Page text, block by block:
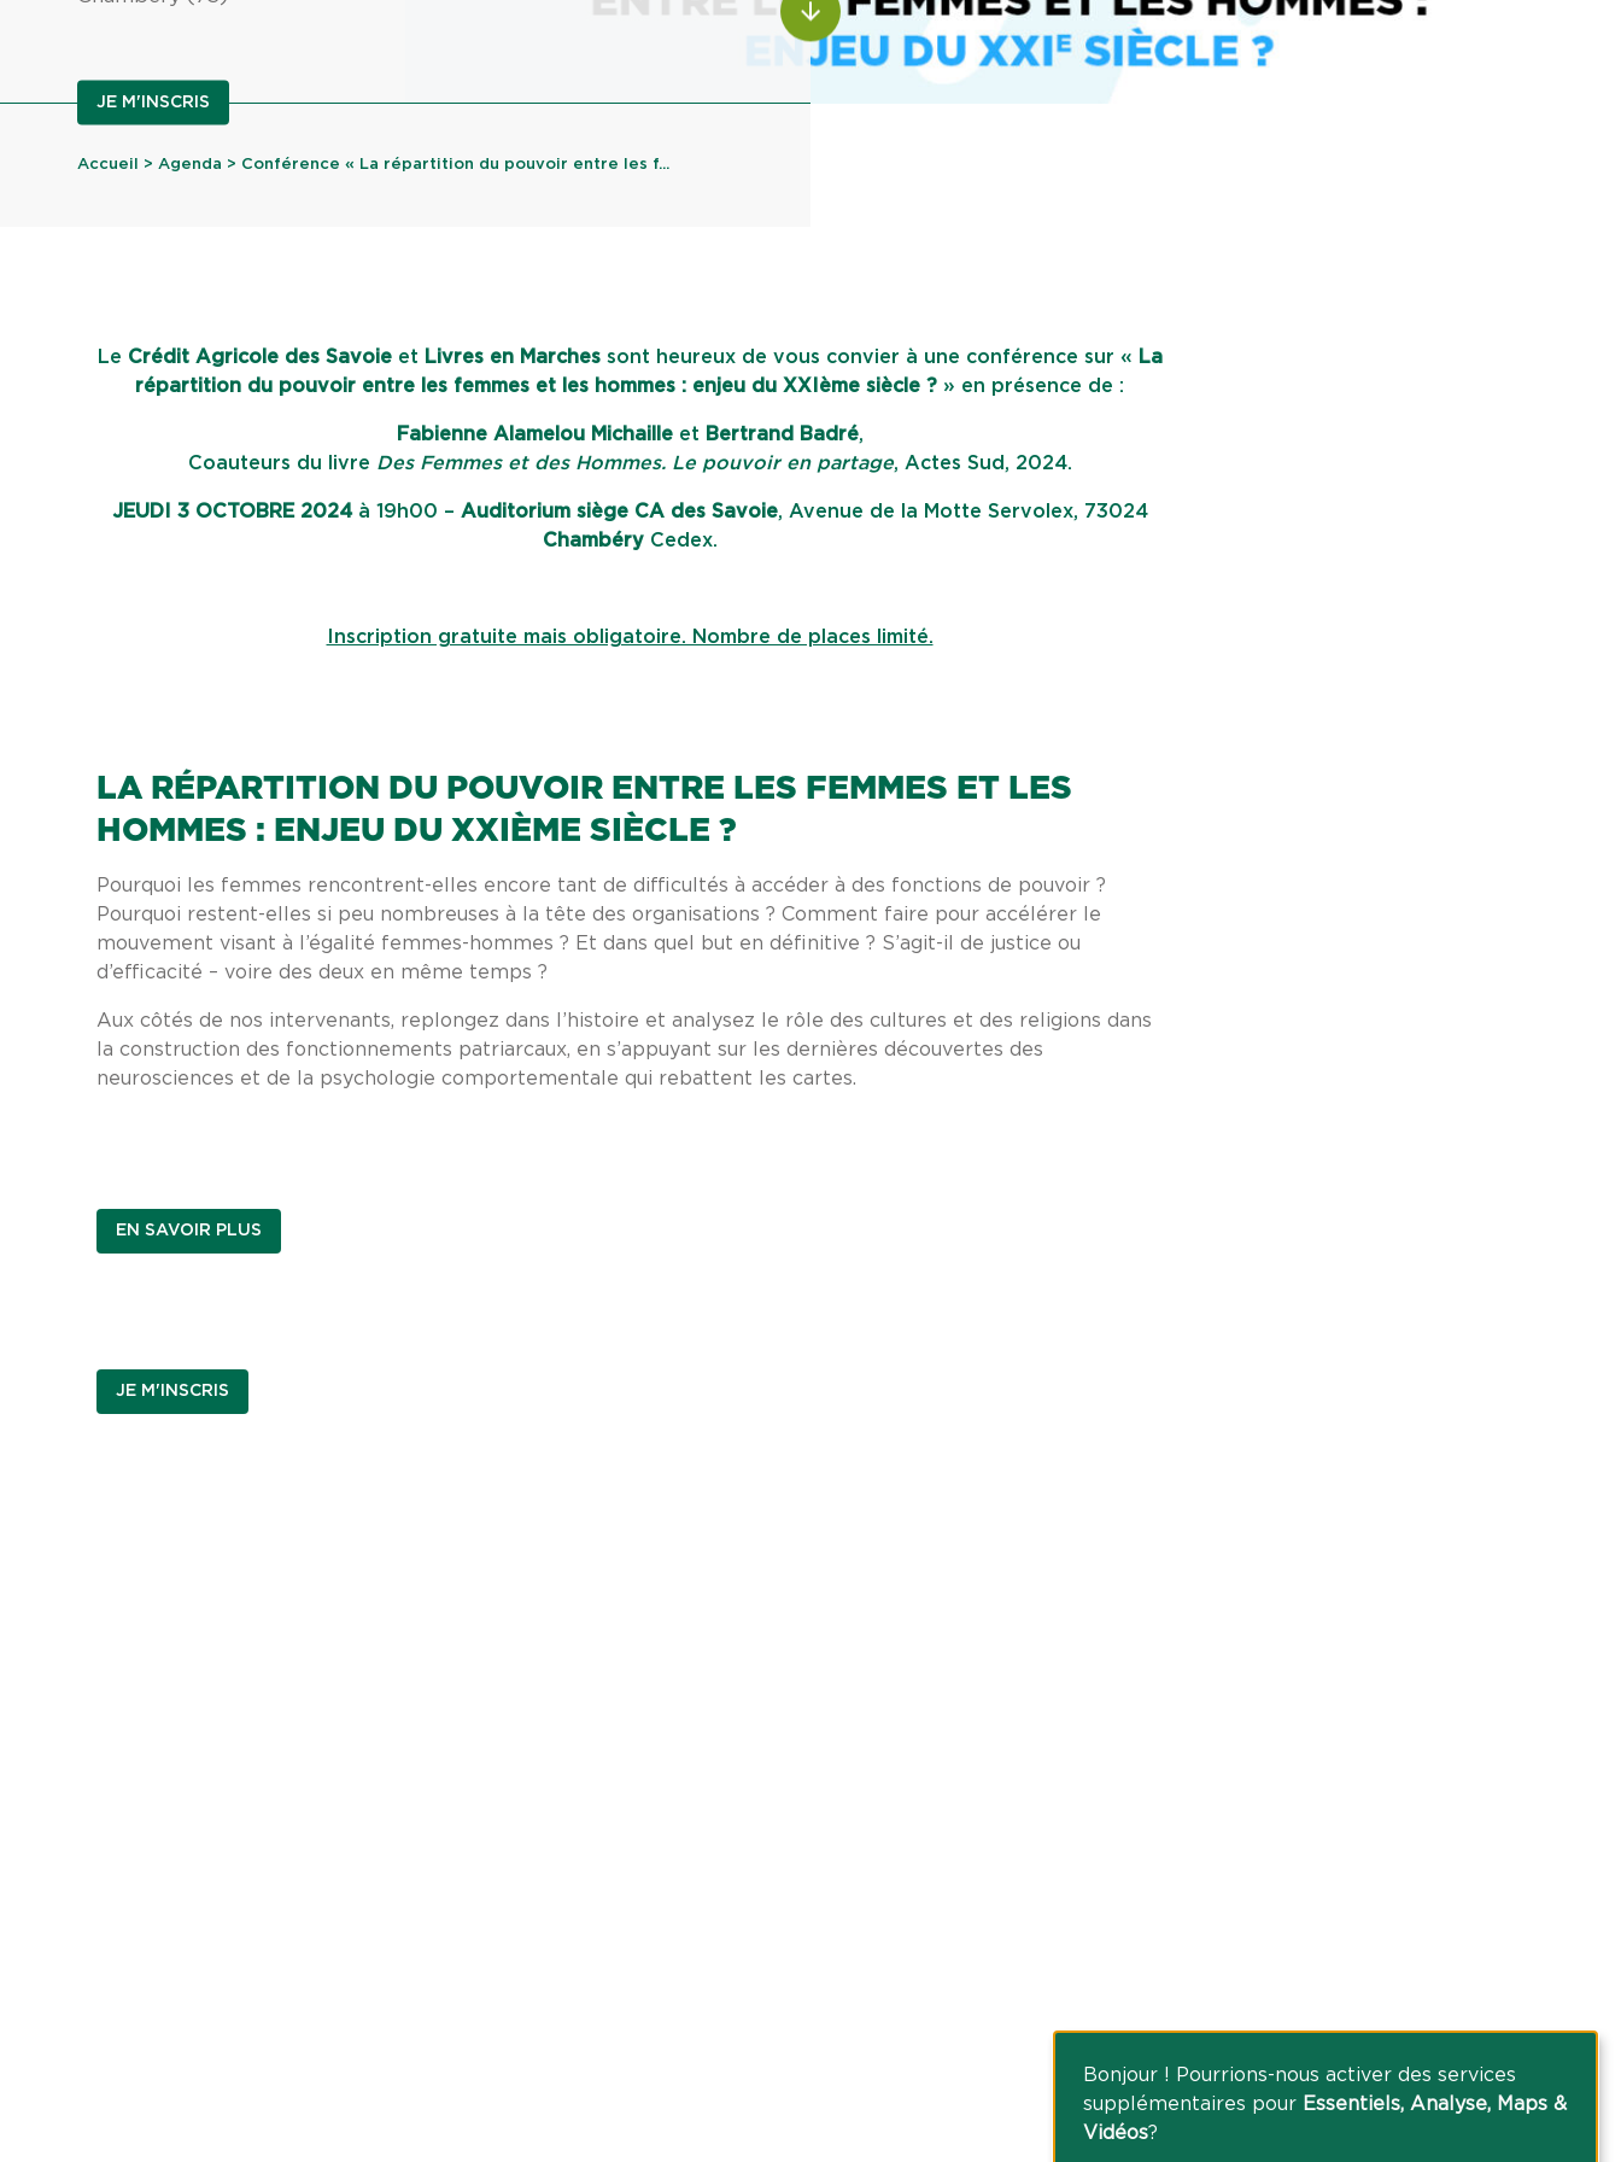
Bonjour ! Pourrions-nous activer des services
supplémentaires pour Essentiels, Analyse, Maps &
Vidéos?
JE M'INSCRIS
ALLER AU CONTENU
Accueil > Agenda > Conférence « La répartition du pouvoir entre les f...
Le Crédit Agricole des Savoieet Livres en Marchessont heureux de vous convier à une conférence sur « La
répartition du pouvoir entre les femmes et les hommes : enjeu du XXIème siècle ? » en présence de :
Fabienne Alamelou Michailleet Bertrand Badré,
Coauteurs du livre Des Femmes et des Hommes. Le pouvoir en partage, Actes Sud, 2024.
JEUDI 3 OCTOBRE 2024à 19h00 – Auditorium siège CA des Savoie, Avenue de la Motte Servolex, 73024
ChambéryCedex.
Inscription gratuite mais obligatoire. Nombre de places limité.
LA RÉPARTITION DU POUVOIR ENTRE LES FEMMES ET LES
HOMMES : ENJEU DU XXIÈME SIÈCLE ?
Pourquoi les femmes rencontrent-elles encore tant de difficultés à accéder à des fonctions de pouvoir ?
Pourquoi restent-elles si peu nombreuses à la tête des organisations ? Comment faire pour accélérer le
mouvement visant à l’égalité femmes-hommes ? Et dans quel but en définitive ? S’agit-il de justice ou
d’efficacité – voire des deux en même temps ?
Aux côtés de nos intervenants, replongez dans l’histoire et analysez le rôle des cultures et des religions dans
la construction des fonctionnements patriarcaux, en s’appuyant sur les dernières découvertes des
neurosciences et de la psychologie comportementale qui rebattent les cartes.
EN SAVOIR PLUS
JE M'INSCRIS